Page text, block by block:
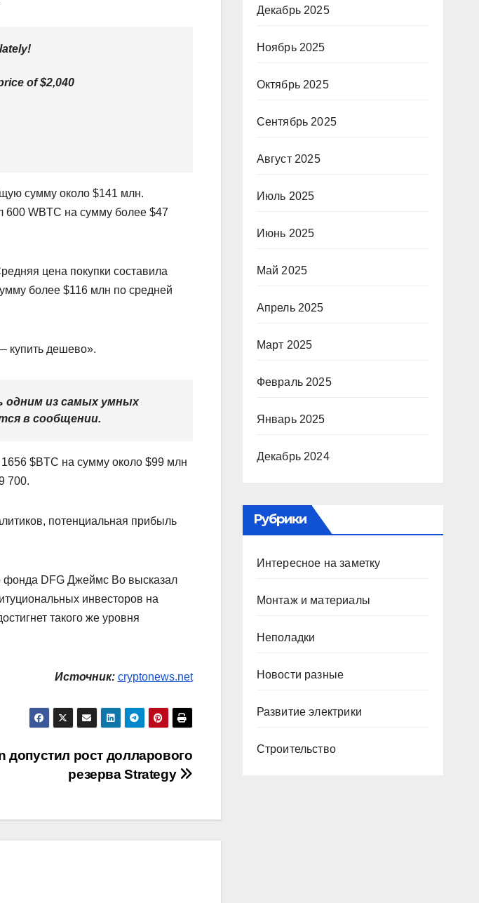
of $2,040
сумму около $141 млн.
600 WBTC на сумму более $47
цена покупки составила
более $116 млн по средней
купить дешево».
одним из самых умных
в сообщении.
$BTC на сумму около $99 млн
700.
потенциальная прибыль
фонда DFG Джеймс Во высказал
инвесторов на
такого же уровня
Источник: cryptonews.net
допустил рост долларового
резерва Strategy
Декабрь 2025
Ноябрь 2025
Октябрь 2025
Сентябрь 2025
Август 2025
Июль 2025
Июнь 2025
Май 2025
Апрель 2025
Март 2025
Февраль 2025
Январь 2025
Декабрь 2024
Рубрики
Интересное на заметку
Монтаж и материалы
Неполадки
Новости разные
Развитие электрики
Строительство